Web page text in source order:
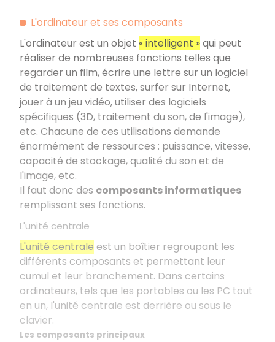
L'ordinateur et ses composants
L'ordinateur est un objet « intelligent »qui peut
réaliser de nombreuses fonctions telles que
regarder un film, écrire une lettre sur un logiciel
de traitement de textes, surfer sur Internet,
jouer à un jeu vidéo, utiliser des logiciels
spécifiques (3D, traitement du son, de l'image),
etc. Chacune de ces utilisations demande
énormément de ressources : puissance, vitesse,
capacité de stockage, qualité du son et de
l'image, etc.
Il faut donc des composants informatiques
remplissant ses fonctions.
L'unité centrale
L'unité centrale est un boîtier regroupant les
différents composants et permettant leur
cumul et leur branchement. Dans certains
ordinateurs, tels que les portables ou les PC tout
en un, l'unité centrale est derrière ou sous le
clavier.
Les composants principaux